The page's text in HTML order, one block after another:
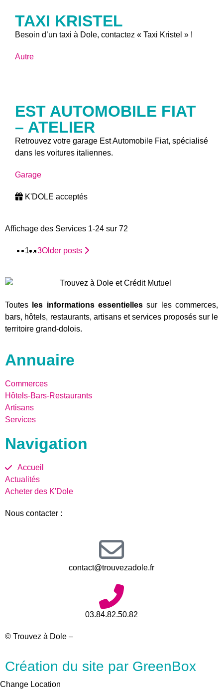
TAXI KRISTEL
Besoin d’un taxi à Dole, contactez « Taxi Kristel » !
Autre
EST AUTOMOBILE FIAT
– ATELIER
Retrouvez votre garage Est Automobile Fiat, spécialisé
dans les voitures italiennes.
Garage
K'DOLE acceptés
Affichage des Services 1-24 sur 72
1…3Older posts
Toutes les informations essentielles sur les commerces,
bars, hôtels, restaurants, artisans et services proposés sur le
territoire grand-dolois.
Annuaire
Commerces
Hôtels-Bars-Restaurants
Artisans
Services
Navigation
Accueil
Actualités
Acheter des K'Dole
Nous contacter :
contact@trouvezadole.fr
03.84.82.50.82
© Trouvez à Dole –
Création du site par GreenBox
Change Location